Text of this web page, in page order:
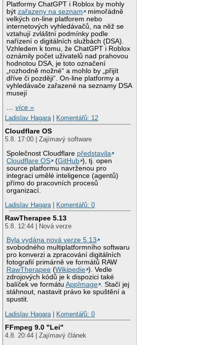
Platformy ChatGPT i Roblox by mohly
býtzařazeny na seznam
mimořádně
velkých on-line platforem nebo
internetových vyhledávačů, na něž se
vztahují zvláštní podmínky podle
nařízení o digitálních službách (DSA).
Vzhledem k tomu, že ChatGPT i Roblox
oznámily počet uživatelů nad prahovou
hodnotou DSA, je toto označení
„rozhodně možné“ a mohlo by „přijít
dříve či později“. On-line platformy a
vyhledávače zařazené na seznamy DSA
musejí
…více »
Ladislav Hagara| Komentářů: 12
Cloudflare OS
5.8. 17:00 | Zajímavý software
Společnost Cloudflare představila
Cloudflare OS
(GitHub ), tj. open
source platformu navrženou pro
integraci umělé inteligence (agentů)
přímo do pracovních procesů
organizací.
Ladislav Hagara| Komentářů: 0
RawTherapee 5.13
5.8. 12:44 | Nová verze
Byla vydána nová verze 5.13
svobodného multiplatformního softwaru
pro konverzi a zpracování digitálních
fotografií primárně ve formátů RAW
RawTherapee (Wikipedie ). Vedle
zdrojových kódů je k dispozici také
balíček ve formátuAppImage . Stačí jej
stáhnout, nastavit právo ke spuštění a
spustit.
Ladislav Hagara| Komentářů: 0
FFmpeg 9.0 "Lei"
4.8. 20:44 | Zajímavý článek